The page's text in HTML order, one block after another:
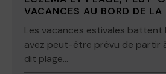
VACANCES AU BORD DE LA
Les vacances estivales battent
avez peut-être prévu de partir
dit plage...